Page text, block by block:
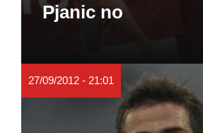
Pjanic no
27/09/2012 - 21:01